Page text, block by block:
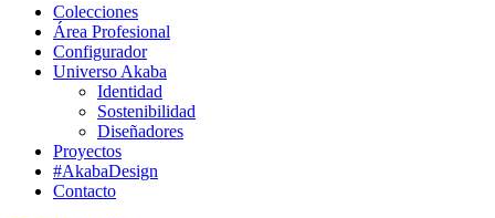
Colecciones
Área Profesional
Configurador
Universo Akaba
Identidad
Sostenibilidad
Diseñadores
Proyectos
#AkabaDesign
Contacto